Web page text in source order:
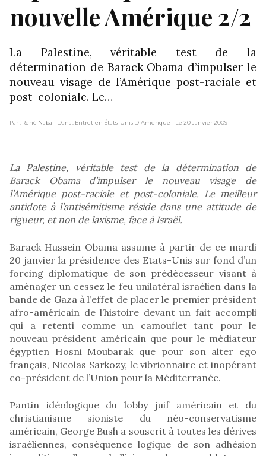
nouvelle Amérique 2/2
La Palestine, véritable test de la
détermination de Barack Obama d’impulser le
nouveau visage de l’Amérique post-raciale et
post-coloniale. Le…
Par : René Naba - Dans : Entretien États-Unis D'Amérique - Le 20 Janvier 2009
La Palestine, véritable test de la détermination de
Barack Obama d’impulser le nouveau visage de
l’Amérique post-raciale et post-coloniale. Le meilleur
antidote à l’antisémitisme réside dans une attitude de
rigueur, et non de laxisme, face à Israël.
Barack Hussein Obama assume à partir de ce mardi
20 janvier la présidence des Etats-Unis sur fond d’un
forcing diplomatique de son prédécesseur visant à
aménager un cessez le feu unilatéral israélien dans la
bande de Gaza à l’effet de placer le premier président
afro-américain de l’histoire devant un fait accompli
qui a retenti comme un camouflet tant pour le
nouveau président américain que pour le médiateur
égyptien Hosni Moubarak que pour son alter ego
français, Nicolas Sarkozy, le vibrionnaire et inopérant
co-président de l’Union pour la Méditerranée.
Pantin idéologique du lobby juif américain et du
christianisme sioniste du néo-conservatisme
américain, George Bush a souscrit à toutes les dérives
israéliennes, conséquence logique de son adhésion